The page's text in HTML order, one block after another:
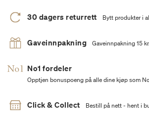
30 dagers returrett Bytt produkter i
Gaveinnpakning Gaveinnpakning 15 kr.
No1 fordeler
Opptjen bonuspoeng på alle dine kjøp som
Click & Collect Bestill på nett - hent i